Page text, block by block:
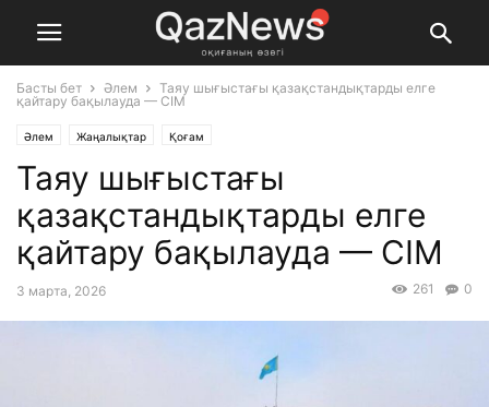
Басты бет Әлем
Таяу шығыстағы қазақстандықтарды елге
қайтару бақылауда — СІМ
Әлем Жаңалықтар Қоғам
Таяу шығыстағы
қазақстандықтарды елге
қайтару бақылауда — СІМ
3 марта, 2026 0
261